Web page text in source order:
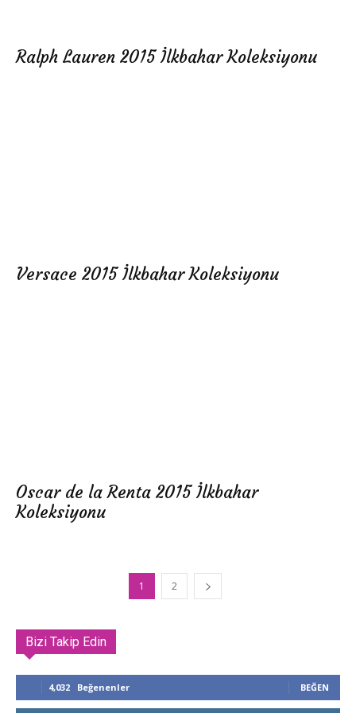
Ralph Lauren 2015 İlkbahar Koleksiyonu
Versace 2015 İlkbahar Koleksiyonu
Oscar de la Renta 2015 İlkbahar
Koleksiyonu
1 2
Bizi Takip Edin
4,032 Beğenenler BEĞEN